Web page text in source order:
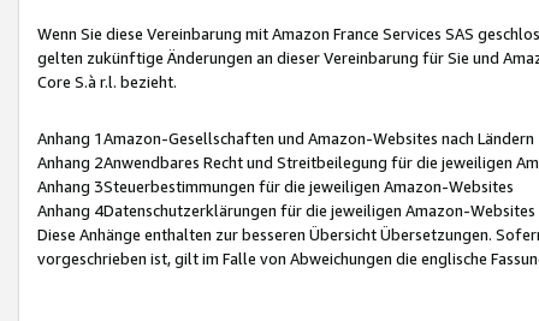
Wenn Sie diese Vereinbarung mit Amazon France Services SAS
gelten zukünftige Änderungen an dieser Vereinbarung für Sie und
Core S.à r.l. bezieht.
Anhang 1Amazon-Gesellschaften und Amazon-Websites nach Ländern
Anhang 2Anwendbares Recht und Streitbeilegung für die jeweiligen
Anhang 3Steuerbestimmungen für die jeweiligen Amazon-Websites
Anhang 4Datenschutzerklärungen für die jeweiligen Amazon-Websites
Diese Anhänge enthalten zur besseren Übersicht Übersetzungen.
vorgeschrieben ist, gilt im Falle von Abweichungen die englische